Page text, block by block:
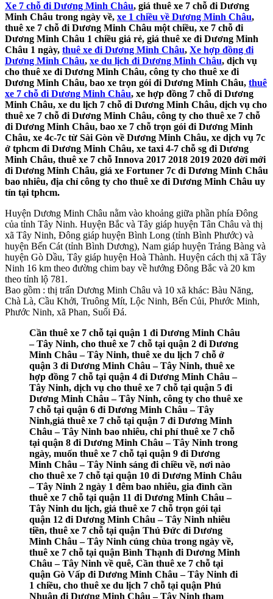
Xe 7 chỗ đi Dương Minh Châu, giá thuê xe 7 chỗ đi Dương
Minh Châu trong ngày về, xe 1 chiều về Dương Minh Châu,
thuê xe 7 chỗ đi Dương Minh Châu một chiều, xe 7 chỗ đi
Dương Minh Châu 1 chiều giá rẻ, giá thuê xe đi Dương Minh
Châu 1 ngày, thuê xe đi Dương Minh Châu, Xe hợp đồng đi
Dương Minh Châu, xe du lịch đi Dương Minh Châu, dịch vụ
cho thuê xe đi Dương Minh Châu, công ty cho thuê xe đi
Dương Minh Châu, bao xe trọn gói đi Dương Minh Châu, thuê
xe 7 chỗ đi Dương Minh Châu, xe hợp đồng 7 chỗ đi Dương
Minh Châu, xe du lịch 7 chỗ đi Dương Minh Châu, dịch vụ cho
thuê xe 7 chỗ đi Dương Minh Châu, công ty cho thuê xe 7 chỗ
đi Dương Minh Châu, bao xe 7 chỗ trọn gói đi Dương Minh
Châu, xe 4c-7c từ Sài Gòn về Dương Minh Châu, xe dịch vụ 7c
ở tphcm đi Dương Minh Châu, xe taxi 4-7 chỗ sg đi Dương
Minh Châu, thuê xe 7 chỗ Innova 2017 2018 2019 2020 đời mới
đi Dương Minh Châu, giá xe Fortuner 7c đi Dương Minh Châu
bao nhiêu, địa chỉ công ty cho thuê xe đi Dương Minh Châu uy
tín tại tphcm.
Huyện Dương Minh Châu nằm vào khoảng giữa phần phía Đông
của tỉnh Tây Ninh. Huyện Bắc và Tây giáp huyện Tân Châu và thị
xã Tây Ninh, Đông giáp huyện Bình Long (tỉnh Bình Phước) và
huyện Bến Cát (tỉnh Bình Dương), Nam giáp huyện Trảng Bàng và
huyện Gò Dầu, Tây giáp huyện Hoà Thành. Huyện cách thị xã Tây
Ninh 16 km theo đường chim bay về hướng Đông Bắc và 20 km
theo tỉnh lộ 781.
Bao gồm : thị trấn Dương Minh Châu và 10 xã khác: Bàu Năng,
Chà Là, Cầu Khởi, Truông Mít, Lộc Ninh, Bến Củi, Phước Minh,
Phước Ninh, xã Phan, Suối Đá.
Cần thuê xe 7 chỗ tại quận 1 đi Dương Minh Châu
– Tây Ninh, cho thuê xe 7 chỗ tại quận 2 đi Dương
Minh Châu – Tây Ninh, thuê xe du lịch 7 chỗ ở
quận 3 đi Dương Minh Châu – Tây Ninh, thuê xe
hợp đồng 7 chỗ tại quận 4 đi Dương Minh Châu –
Tây Ninh, dịch vụ cho thuê xe 7 chỗ tại quận 5 đi
Dương Minh Châu – Tây Ninh, công ty cho thuê xe
7 chỗ tại quận 6 đi Dương Minh Châu – Tây
Ninh,giá thuê xe 7 chỗ tại quận 7 đi Dương Minh
Châu – Tây Ninh bao nhiêu, chi phí thuê xe 7 chỗ
tại quận 8 đi Dương Minh Châu – Tây Ninh trong
ngày, muốn thuê xe 7 chỗ tại quận 9 đi Dương
Minh Châu – Tây Ninh sáng đi chiều về, nơi nào
cho thuê xe 7 chỗ tại quận 10 đi Dương Minh Châu
– Tây Ninh 2 ngày 1 đêm bao nhiêu, gia đình cần
thuê xe 7 chỗ tại quận 11 đi Dương Minh Châu –
Tây Ninh du lịch, giá thuê xe 7 chỗ trọn gói tại
quận 12 đi Dương Minh Châu – Tây Ninh nhiêu
tiền, thuê xe 7 chỗ tại quận Thủ Đức đi Dương
Minh Châu – Tây Ninh cúng chùa trong ngày về,
thuê xe 7 chỗ tại quận Bình Thạnh đi Dương Minh
Châu – Tây Ninh về quê, Cần thuê xe 7 chỗ tại
quận Gò Vấp đi Dương Minh Châu – Tây Ninh đi
1 chiều, cho thuê xe du lịch 7 chỗ tại quận Phú
Nhuận đi Dương Minh Châu – Tây Ninh tham